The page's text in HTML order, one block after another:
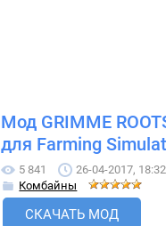
Мод GRIMME
для Farming
5 841
26-04-2017, 18:32
Комбайны
СКАЧАТЬ МОД